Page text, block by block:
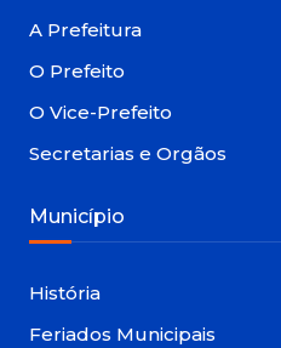
A Prefeitura
O Prefeito
O Vice-Prefeito
Secretarias e Orgãos
Município
História
Feriados Municipais